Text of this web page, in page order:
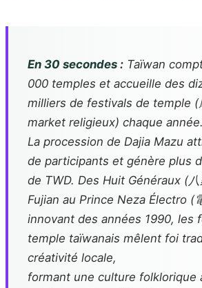
En 30 secondes : Taïwan
000 temples et accueille des
milliers de festivals de temple (
market religieux) chaque année.
La procession de Dajia Mazu
de participants et génère plus
de TWD. Des Huit Généraux (
Fujian au Prince Neza Électro (
innovant des années 1990, les
temple taïwanais mêlent foi
créativité locale,
formant une culture folklorique